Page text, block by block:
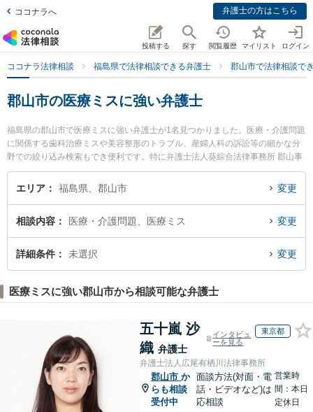
ココナラへ 弁護士の方はこちら
投稿する 探す 閲覧履歴 マイリスト ログイン
ココナラ法律相談 福島県で法律相談できる弁護士 郡山市で法律相談で
郡山市の医療ミスに強い弁護士
福島県の郡山市で医療ミスに強い弁護士が1名見つかりました。医療・介護問題
に関係する歯科治療ミスや美容整形のトラブル、産婦人科の訴訟等の細かな分
野での絞り込み検索もでき便利です。特に弁護士法人葵綜合法律事務所 郡山事
務所の江崎 健太弁護士のプロフィール情報や弁護士費用、強みなどが注目され
ています。『郡山市で土日や夜間に発生した医療ミスのトラブルを今すぐに弁
談予約したい』などでお困りの相談者さんにおすすめです。
エリア 福島県、郡山市 変更
相談内容 医療・介護問題、医療ミス 変更
詳細条件 未選択 変更
医療ミスに強い郡山市から相談可能な弁護士
五十嵐 沙
織 弁護士
インタビュ
ーを見る
東京都
弁護士法人広尾有栖川法律事務所
郡山市 か
らも相談
受付中
面談方法(対面・電
話・ビデオなど)は
応相談
営業時
間：本日
定休日